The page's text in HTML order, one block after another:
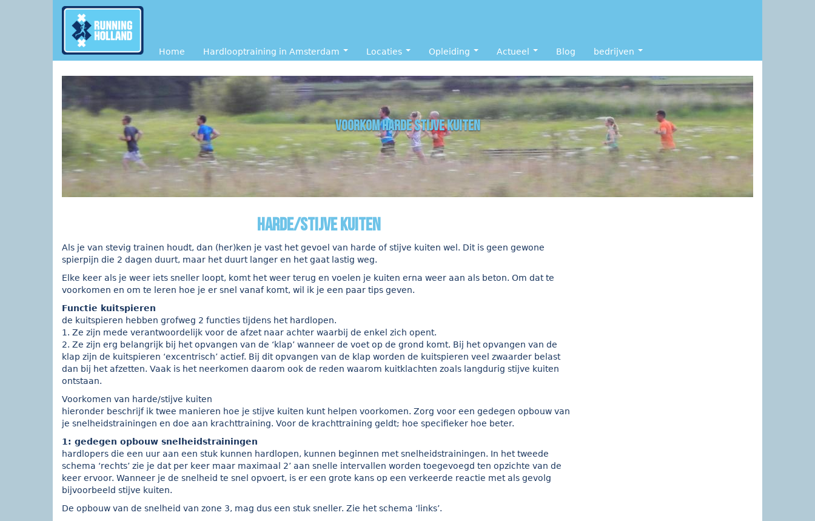
Overslaan en naar de inhoud gaan Home Hardlooptraining in Amsterdam Locaties Opleiding Actueel Blog bedrijven
voorkom harde stijve kuiten
Harde/stijve kuiten
Als je van stevig trainen houdt, dan (her)ken je vast het gevoel van harde of stijve kuiten wel. Dit is geen gewone
spierpijn die 2 dagen duurt, maar het duurt langer en het gaat lastig weg.
Elke keer als je weer iets sneller loopt, komt het weer terug en voelen je kuiten erna weer aan als beton. Om dat te
voorkomen en om te leren hoe je er snel vanaf komt, wil ik je een paar tips geven.
Functie kuitspieren
de kuitspieren hebben grofweg 2 functies tijdens het hardlopen.
1. Ze zijn mede verantwoordelijk voor de afzet naar achter waarbij de enkel zich opent.
2. Ze zijn erg belangrijk bij het opvangen van de ‘klap’ wanneer de voet op de grond komt. Bij het opvangen van de
klap zijn de kuitspieren ‘excentrisch’ actief. Bij dit opvangen van de klap worden de kuitspieren veel zwaarder belast
dan bij het afzetten. Vaak is het neerkomen daarom ook de reden waarom kuitklachten zoals langdurig stijve kuiten
ontstaan.
Voorkomen van harde/stijve kuiten
hieronder beschrijf ik twee manieren hoe je stijve kuiten kunt helpen voorkomen. Zorg voor een gedegen opbouw van
je snelheidstrainingen en doe aan krachttraining. Voor de krachttraining geldt; hoe specifieker hoe beter.
1: gedegen opbouw snelheidstrainingen
hardlopers die een uur aan een stuk kunnen hardlopen, kunnen beginnen met snelheidstrainingen. In het tweede
schema ‘rechts’ zie je dat per keer maar maximaal 2’ aan snelle intervallen worden toegevoegd ten opzichte van de
keer ervoor. Wanneer je de snelheid te snel opvoert, is er een grote kans op een verkeerde reactie met als gevolg
bijvoorbeeld stijve kuiten.
De opbouw van de snelheid van zone 3, mag dus een stuk sneller. Zie het schema ‘links’.